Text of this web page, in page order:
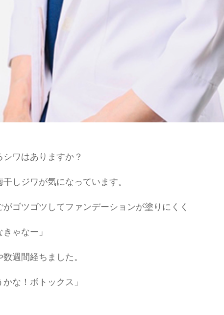
ワはありますか？
しジワが気になっています。
がゴツゴツしてファンデーションが塗りにくく
ゃなー」
週間経ちました。
かな！ボトックス」